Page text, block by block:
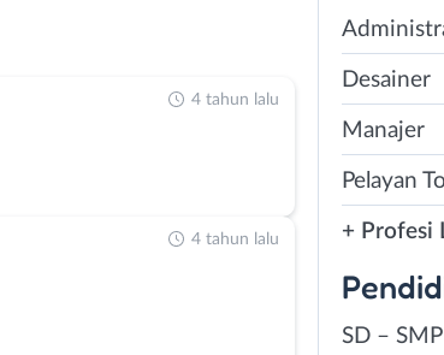
4 tahun lalu
4 tahun lalu
Desainer
Manajer
Pelayan
+ Profesi
SD – SMP